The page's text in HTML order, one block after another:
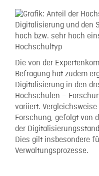
Die von der
Befragung hat zudem
Digitalisierung in den
Hochschulen –
variiert.
Forschung, gefolgt von
der
Dies gilt insbesondere
Verwaltungsprozesse.